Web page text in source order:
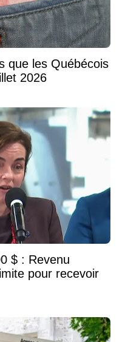
que les Québécois
2026
$ : Revenu
pour recevoir